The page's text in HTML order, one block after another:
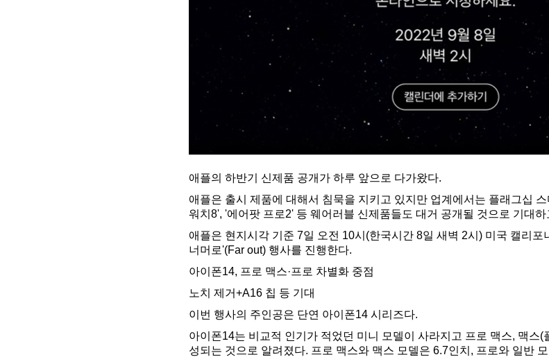
애플의 하반기 신제품 공개가 하루 앞으로 다가왔다.
애플은 출시 제품에 대해서 침묵을 지키고 있지만 업계에서는 플래그십
워치8', '에어팟 프로2' 등 웨어러블 신제품들도 대거 공개될 것으로 기대하
애플은 현지시각 기준 7일 오전 10시(한국시간 8일 새벽 2시) 미국 캘리포
너머로'(Far out) 행사를 진행한다.
아이폰14, 프로 맥스·프로 차별화 중점
노치 제거+A16 칩 등 기대
이번 행사의 주인공은 단연 아이폰14 시리즈다.
아이폰14는 비교적 인기가 적었던 미니 모델이 사라지고 프로 맥스, 맥스
성되는 것으로 알려졌다. 프로 맥스와 맥스 모델은 6.7인치, 프로와 일반